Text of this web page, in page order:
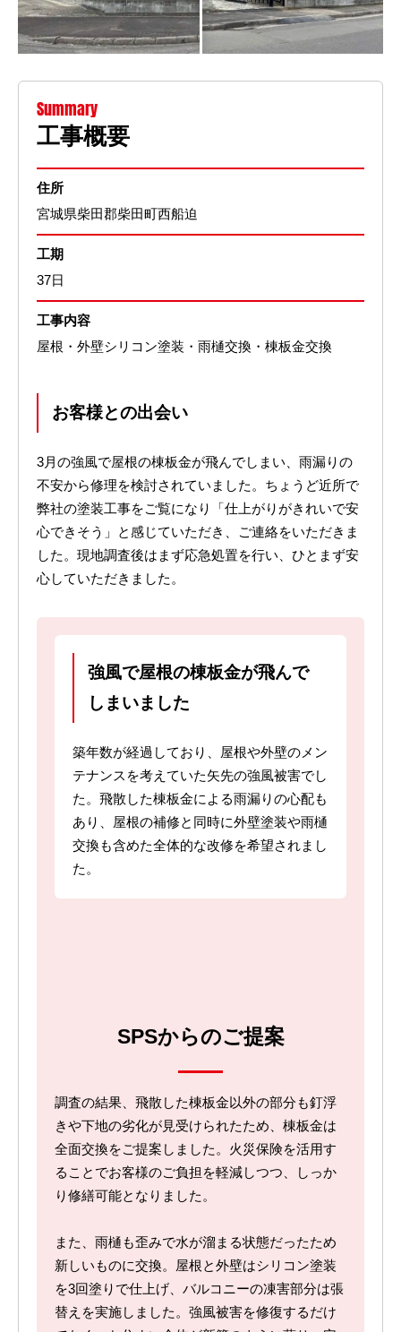
Summary
工事概要
住所
宮城県柴田郡柴田町西船迫
工期
37日
工事内容
屋根・外壁シリコン塗装・雨樋交換・棟板金交換
お客様との出会い
3月の強風で屋根の棟板金が飛んでしまい、雨漏りの
不安から修理を検討されていました。ちょうど近所で
弊社の塗装工事をご覧になり「仕上がりがきれいで安
心できそう」と感じていただき、ご連絡をいただきま
した。現地調査後はまず応急処置を行い、ひとまず安
心していただきました。
強風で屋根の棟板金が飛んで
しまいました
築年数が経過しており、屋根や外壁のメン
テナンスを考えていた矢先の強風被害でし
た。飛散した棟板金による雨漏りの心配も
あり、屋根の補修と同時に外壁塗装や雨樋
交換も含めた全体的な改修を希望されまし
た。
SPSからのご提案
調査の結果、飛散した棟板金以外の部分も釘浮
きや下地の劣化が見受けられたため、棟板金は
全面交換をご提案しました。火災保険を活用す
ることでお客様のご負担を軽減しつつ、しっか
り修繕可能となりました。
また、雨樋も歪みで水が溜まる状態だったため
新しいものに交換。屋根と外壁はシリコン塗装
を3回塗りで仕上げ、バルコニーの凍害部分は張
替えを実施しました。強風被害を修復するだけ